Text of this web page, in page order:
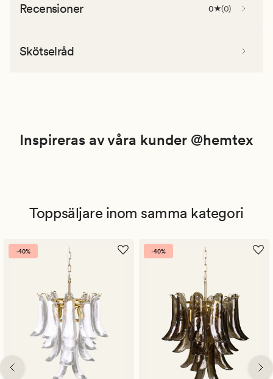
Recensioner 0 (0)
Skötselråd
Inspireras av våra kunder @hemtex
Toppsäljare inom samma kategori
-40% -40%